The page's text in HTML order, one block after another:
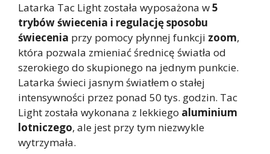
Latarka Tac Light została wyposażona w5
trybów świecenia i regulację sposobu
świecenia przy pomocy płynnej funkcji zoom,
która pozwala zmieniać średnicę światła od
szerokiego do skupionego na jednym punkcie.
Latarka świeci jasnym światłem o stałej
intensywności przez ponad 50 tys. godzin. Tac
Light została wykonana z lekkiego aluminium
lotniczego, ale jest przy tym niezwykle
wytrzymała.